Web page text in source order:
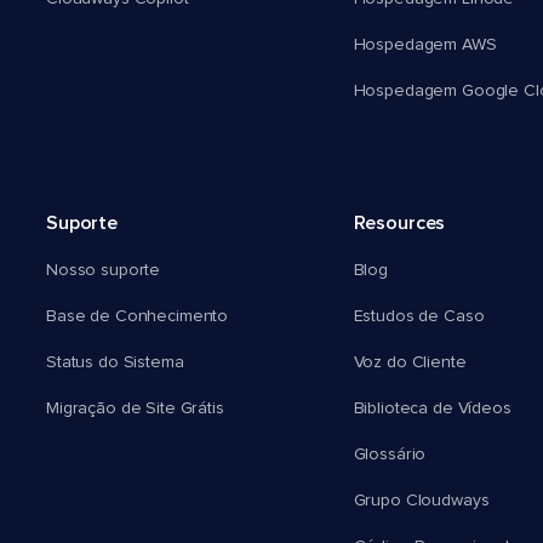
Hospedagem AWS
Hospedagem Google
Suporte
Nosso suporte
Base de Conhecimento
Status do Sistema
Migração de Site Grátis
Resources
Blog
Estudos de Caso
Voz do Cliente
Biblioteca de Vídeos
Glossário
Grupo Cloudways